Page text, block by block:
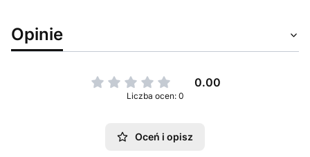
Opinie
0.00
Liczba ocen: 0
Oceń i opisz